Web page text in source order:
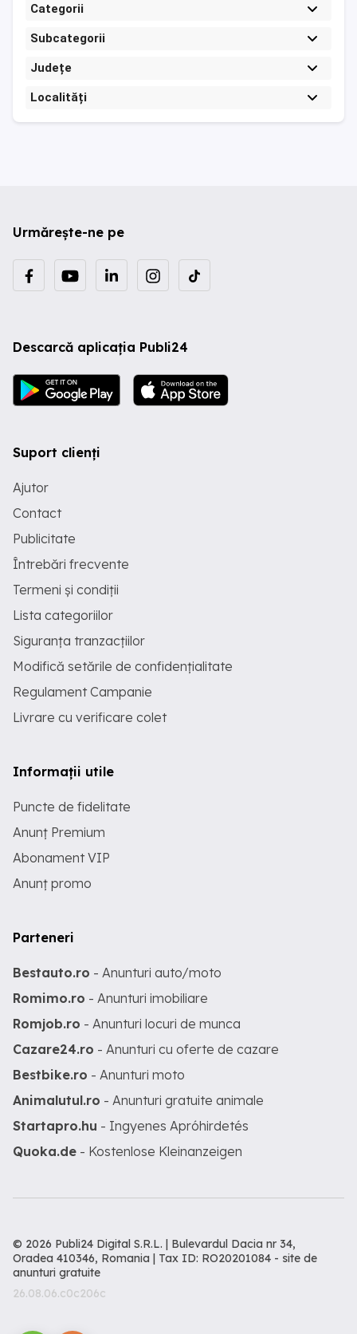
Categorii
Subcategorii
Județe
Localități
Urmărește-ne pe
Descarcă aplicația Publi24
Suport clienți
Ajutor
Contact
Publicitate
Întrebări frecvente
Termeni și condiții
Lista categoriilor
Siguranța tranzacțiilor
Modifică setările de confidențialitate
Regulament Campanie
Livrare cu verificare colet
Informații utile
Puncte de fidelitate
Anunț Premium
Abonament VIP
Anunț promo
Parteneri
Bestauto.ro - Anunturi auto/moto
Romimo.ro - Anunturi imobiliare
Romjob.ro - Anunturi locuri de munca
Cazare24.ro - Anunturi cu oferte de cazare
Bestbike.ro - Anunturi moto
Animalutul.ro - Anunturi gratuite animale
Startapro.hu - Ingyenes Apróhirdetés
Quoka.de - Kostenlose Kleinanzeigen
© 2026 Publi24 Digital S.R.L. | Bulevardul Dacia nr 34,
Oradea 410346, Romania | Tax ID: RO20201084 - site de
anunturi gratuite
26.08.06.c0c206c